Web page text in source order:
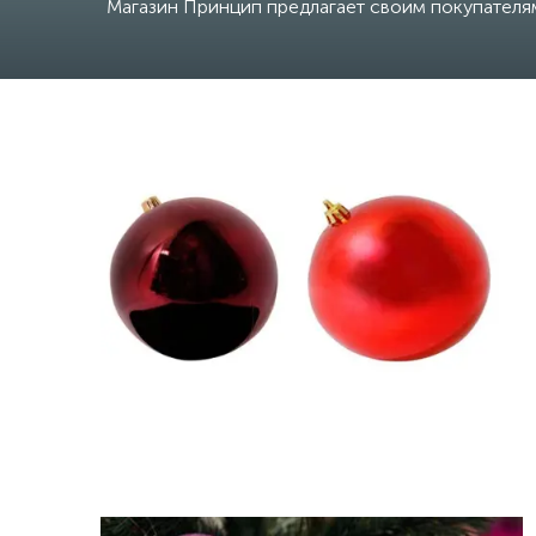
Магазин Принцип предлагает своим